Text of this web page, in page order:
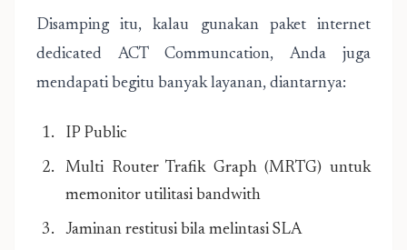
Disamping itu, kalau gunakan paket internet
dedicated ACT Communcation, Anda juga
mendapati begitu banyak layanan, diantarnya:
IP Public
Multi Router Trafik Graph (MRTG) untuk
memonitor utilitasi bandwith
Jaminan restitusi bila melintasi SLA